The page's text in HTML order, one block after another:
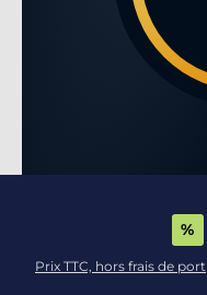
%
Prix TTC, hors frais de port